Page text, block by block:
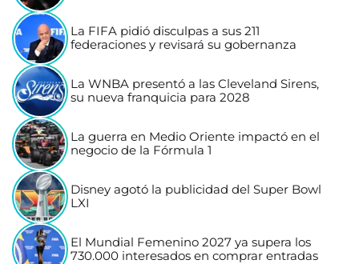
La FIFA pidió disculpas a sus 211
federaciones y revisará su gobernanza
La WNBA presentó a las Cleveland Sirens,
su nueva franquicia para 2028
La guerra en Medio Oriente impactó en el
negocio de la Fórmula 1
Disney agotó la publicidad del Super Bowl
LXI
El Mundial Femenino 2027 ya supera los
730.000 interesados en comprar entradas